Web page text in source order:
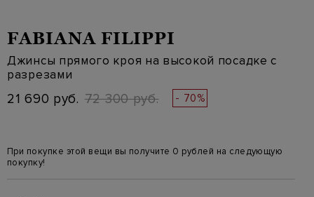
FABIANA FILIPPI
Джинсы прямого кроя на высокой посадке с
разрезами
21 690 руб. 72 300 руб. - 70%
При покупке этой вещи вы получите 0 рублей на следующую
покупку!